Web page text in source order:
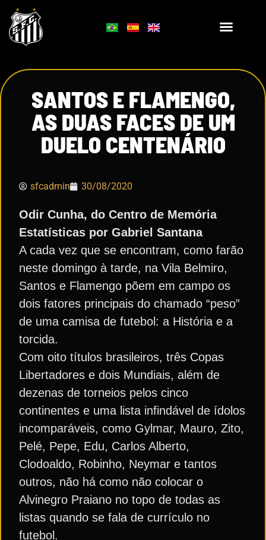
SANTOS E FLAMENGO,
AS DUAS FACES DE UM
DUELO CENTENÁRIO
sfcadmin 30/08/2020
Odir Cunha, do Centro de Memória
Estatísticas por Gabriel Santana
A cada vez que se encontram, como farão
neste domingo à tarde, na Vila Belmiro,
Santos e Flamengo põem em campo os
dois fatores principais do chamado “peso”
de uma camisa de futebol: a História e a
torcida.
Com oito títulos brasileiros, três Copas
Libertadores e dois Mundiais, além de
dezenas de torneios pelos cinco
continentes e uma lista infindável de ídolos
incomparáveis, como Gylmar, Mauro, Zito,
Pelé, Pepe, Edu, Carlos Alberto,
Clodoaldo, Robinho, Neymar e tantos
outros, não há como não colocar o
Alvinegro Praiano no topo de todas as
listas quando se fala de currículo no
futebol.